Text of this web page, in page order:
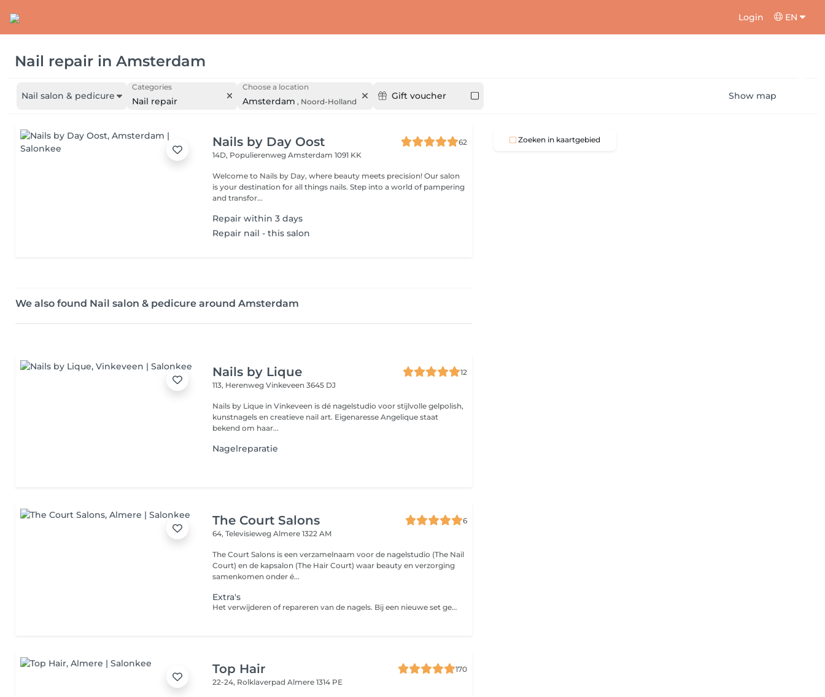
Login EN
Nail repair in Amsterdam
Nail salon & pedicure
Categories
Nail repair
Choose a location
Amsterdam , Noord-Holland
Gift voucher Show map
Nails by Day Oost
62
14D, PopulierenwegAmsterdam 1091 KK
Welcome to Nails by Day, where beauty meets precision! Our salon
is your destination for all things nails. Step into a world of pampering
and transfor...
Repair within 3 days
Repair nail - this salon
We also found Nail salon & pedicure around Amsterdam
Nails by Lique
12
113, HerenwegVinkeveen 3645 DJ
Nails by Lique in Vinkeveen is dé nagelstudio voor stijlvolle gelpolish,
kunstnagels en creatieve nail art. Eigenaresse Angelique staat
bekend om haar...
Nagelreparatie
The Court Salons
6
64, TelevisiewegAlmere 1322 AM
The Court Salons is een verzamelnaam voor de nagelstudio (The Nail
Court) en de kapsalon (The Hair Court) waar beauty en verzorging
samenkomen onder é...
Extra's
Het verwijderen of repareren van de nagels. Bij een nieuwe set gellak of BIAB (van the nail court) is verwijderen inbegrepen! Alle sets hebben een week garantie.
Top Hair
170
22-24, RolklaverpadAlmere 1314 PE
Zoeken in kaartgebied